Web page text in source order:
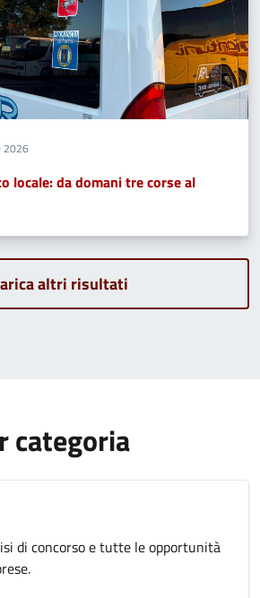
2026
locale: da domani tre corse al
altri risultati
categoria
di concorso e tutte le opportunità